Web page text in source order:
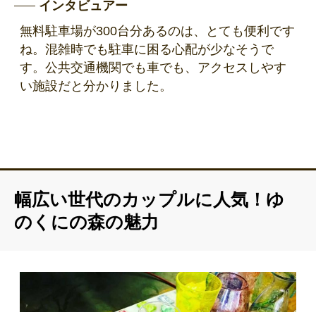
インタビュアー
無料駐車場が300台分あるのは、とても便利です
ね。混雑時でも駐車に困る心配が少なそうで
す。公共交通機関でも車でも、アクセスしやす
い施設だと分かりました。
幅広い世代のカップルに人気！ゆ
のくにの森の魅力